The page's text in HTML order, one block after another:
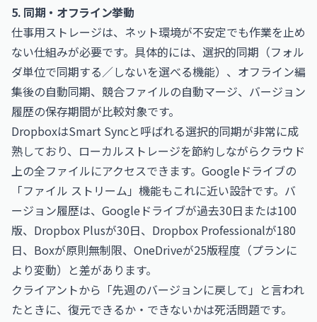
5. 同期・オフライン挙動
仕事用ストレージは、ネット環境が不安定でも作業を止め
ない仕組みが必要です。具体的には、選択的同期（フォル
ダ単位で同期する／しないを選べる機能）、オフライン編
集後の自動同期、競合ファイルの自動マージ、バージョン
履歴の保存期間が比較対象です。
DropboxはSmart Syncと呼ばれる選択的同期が非常に成
熟しており、ローカルストレージを節約しながらクラウド
上の全ファイルにアクセスできます。Googleドライブの
「ファイル ストリーム」機能もこれに近い設計です。バ
ージョン履歴は、Googleドライブが過去30日または100
版、Dropbox Plusが30日、Dropbox Professionalが180
日、Boxが原則無制限、OneDriveが25版程度（プランに
より変動）と差があります。
クライアントから「先週のバージョンに戻して」と言われ
たときに、復元できるか・できないかは死活問題です。